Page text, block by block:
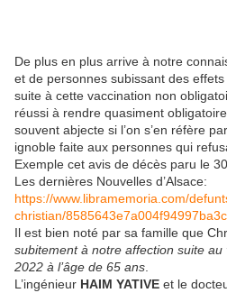
De plus en plus arrive à notre
et de personnes subissant des
suite à cette vaccination non
réussi à rendre quasiment
souvent abjecte si l’on s’en réfère
ignoble faite aux personnes qui
Exemple cet avis de décès paru le
Les dernières Nouvelles d’Alsace:
https://www.libramemoria.com/
christian/
Il est bien noté par sa famille que
subitement à notre affection suite
2022 à l’âge de 65 ans
L’ingénieur HAIM YATIVE et le